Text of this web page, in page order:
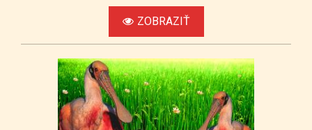
ZOBRAZIŤ